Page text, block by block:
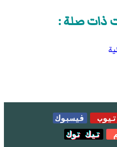
ذات صلة :
فيسبوك
تيك توك